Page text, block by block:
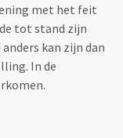
met het feit
tot stand zijn
kan zijn dan
In de